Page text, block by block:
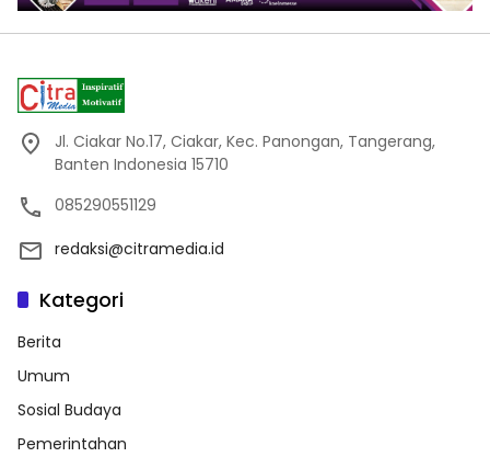
Jl. Ciakar No.17, Ciakar, Kec. Panongan, Tangerang,
Banten Indonesia 15710
085290551129
redaksi@citramedia.id
Kategori
Berita
Umum
Sosial Budaya
Pemerintahan